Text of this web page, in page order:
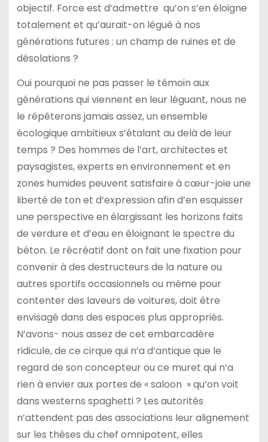
objectif. Force est d’admettre qu’on s’en éloigne
totalement et qu’aurait-on légué à nos
générations futures : un champ de ruines et de
désolations ?
Oui pourquoi ne pas passer le témoin aux
générations qui viennent en leur léguant, nous ne
le répéterons jamais assez, un ensemble
écologique ambitieux s’étalant au delà de leur
temps ? Des hommes de l’art, architectes et
paysagistes, experts en environnement et en
zones humides peuvent satisfaire à cœur-joie une
liberté de ton et d’expression afin d’en esquisser
une perspective en élargissant les horizons faits
de verdure et d’eau en éloignant le spectre du
béton. Le récréatif dont on fait une fixation pour
convenir à des destructeurs de la nature ou
autres sportifs occasionnels ou même pour
contenter des laveurs de voitures, doit être
envisagé dans des espaces plus appropriés.
N’avons- nous assez de cet embarcadère
ridicule, de ce cirque qui n’a d’antique que le
regard de son concepteur ou ce muret qui n’a
rien à envier aux portes de « saloon » qu’on voit
dans westerns spaghetti ? Les autorités
n’attendent pas des associations leur alignement
sur les thèses du chef omnipotent, elles